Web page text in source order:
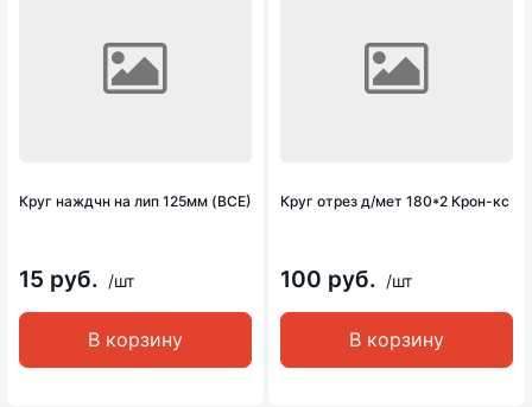
Круг наждчн на лип 125мм (ВСЕ)
15 руб. /шт
В корзину
Круг отрез д/мет 180*2 Крон-кс
100 руб. /шт
В корзину